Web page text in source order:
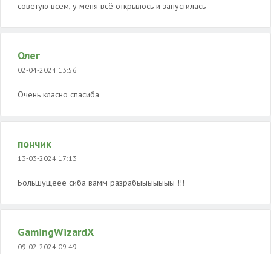
советую всем, у меня всё открылось и запустилась
Олег
02-04-2024 13:56
Очень класно спасиба
пончик
13-03-2024 17:13
Большущеее сиба вамм разрабыыыыыыы !!!
GamingWizardX
09-02-2024 09:49